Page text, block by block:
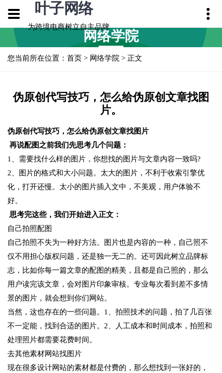
叶子网络
为跨境电商树立自主品牌
网络学院
您当前所在位置： 首页 > 网络学院 > 正文
伪原创代写技巧，怎么给伪原创文章找图
片。
伪原创代写技巧，怎么给伪原创文章找图片
再说配图之前我们先思考几个问题：
1、需要找什么样的图片，你想找的图片与文章内容一致吗?
2、图片的格式和大小问题。太大的图片，不利于收索引擎优
化，打开还慢。太小的图片插入文中，不美观，用户体验不
好。
思考完这些，我们开始进入正文：
自己拍照配图
自己拍照不失为一种好方法。图片也是内容的一种，自己照不
仅不用担心版权问题，还是独一无二的。还可因此树立品牌标
志，比如你每一篇文章的配图的精美，且都是自己照的，那么
用户读完该文章，会对图片印象审核。专业每次看到差不多情
景的图片，就会想到你们网站。
当然，这也存在的一些问题。1、拍照技术的问题，拍了几百张
不一定能，找到合适的图片。2、人工成本和时间成本，拍照和
处理照片都需要花费时间。
去其他素材网站找图片
现在很多设计网站的素材都是付费的，那么想找到一张好的，